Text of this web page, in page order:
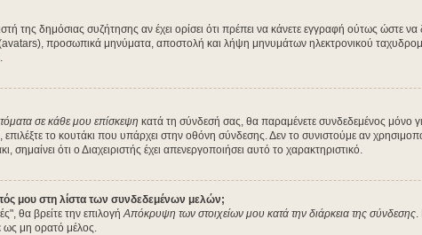
της δημόσιας συζήτησης αν έχει ορίσει ότι πρέπει να κάνετε εγγραφή ούτως
(avatars), προσωπικά μηνύματα, αποστολή και λήψη μηνυμάτων ηλεκτρονικού
σε κάθε μου επίσκεψη κατά τη σύνδεσή σας, θα παραμένετε συνδεδεμένος μόνο
το κουτάκι που υπάρχει στην οθόνη σύνδεσης. Δεν το συνιστούμε αν
σημαίνει ότι ο Διαχειριστής έχει απενεργοποιήσει αυτό το χαρακτηριστικό.
μου στη λίστα των συνδεδεμένων μελών;
θα βρείτε την επιλογήΑπόκρυψη των στοιχείων μου κατά την διάρκεια της σύνδεσης.
ως μη ορατό μέλος.